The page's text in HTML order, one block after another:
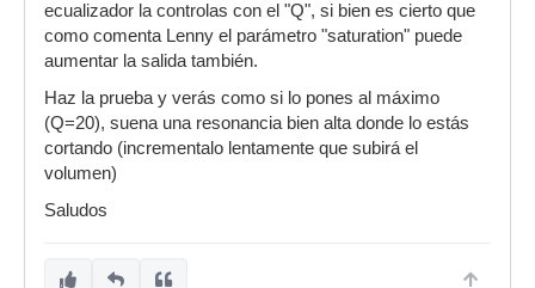
ecualizador la controlas con el "Q", si bien es cierto que
como comenta Lenny el parámetro "saturation" puede
aumentar la salida también.
Haz la prueba y verás como si lo pones al máximo
(Q=20), suena una resonancia bien alta donde lo estás
cortando (incrementalo lentamente que subirá el
volumen)
Saludos